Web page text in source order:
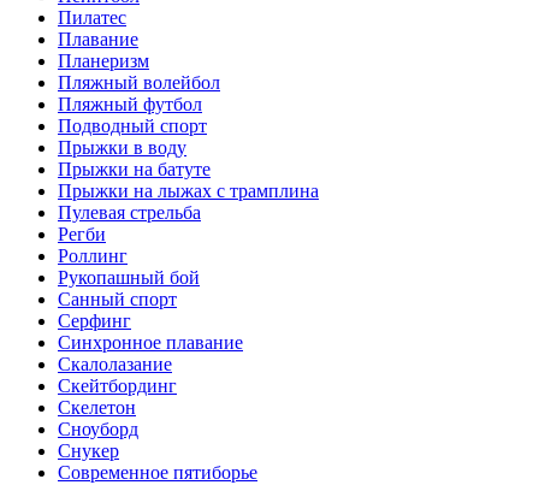
Пилатес
Плавание
Планеризм
Пляжный волейбол
Пляжный футбол
Подводный спорт
Прыжки в воду
Прыжки на батуте
Прыжки на лыжах с трамплина
Пулевая стрельба
Регби
Роллинг
Рукопашный бой
Санный спорт
Серфинг
Синхронное плавание
Скалолазание
Скейтбординг
Скелетон
Сноуборд
Снукер
Современное пятиборье